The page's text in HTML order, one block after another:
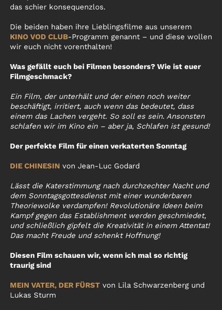
das schier konsequenzlos.
Die beiden haben ihre Lieblingsfilme aus unserem
KINO VOD CLUB-Programm genannt – und diese wollen
wir euch nicht vorenthalten!
Was gefällt euch bei Filmen besonders? Wie ist euer
Filmgeschmack?
Ein Film, der unterhält und der einen noch weiter
beschäftigt, irritiert, auch wenn das bedeutet, dass
einem das Lachen vergeht. So soll es sein. Ansonsten
schlafen wir im Kino ein – aber ja, Schlafen ist gesund!
Der perfekte Film für einen verkaterten Sonntag
DIE CHINESIN von Jean-Luc Godard
Lässt die Katerstimmung nach durchzechter Nacht und
dem Sonntagsgottesdienst mit einer wunderbaren
Theoriewolke verdampfen! Revolutionäre Ideen beim
Kampf gegen das Establishment werden geschmiedet,
und schließlich gipfelt die Kreativität in einem Attentat!
Das macht Freude und schenkt Hoffnung!
Diesen Film schauen wir, wenn ich mal so richtig
traurig sind
MEIN VATER, DER FÜRST von Lila Schwarzenberg und
Lukas Sturm